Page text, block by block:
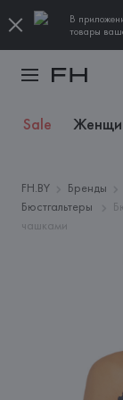
В
товары
Sale
FH.BY Бренды
Бюстгальтеры
чашками